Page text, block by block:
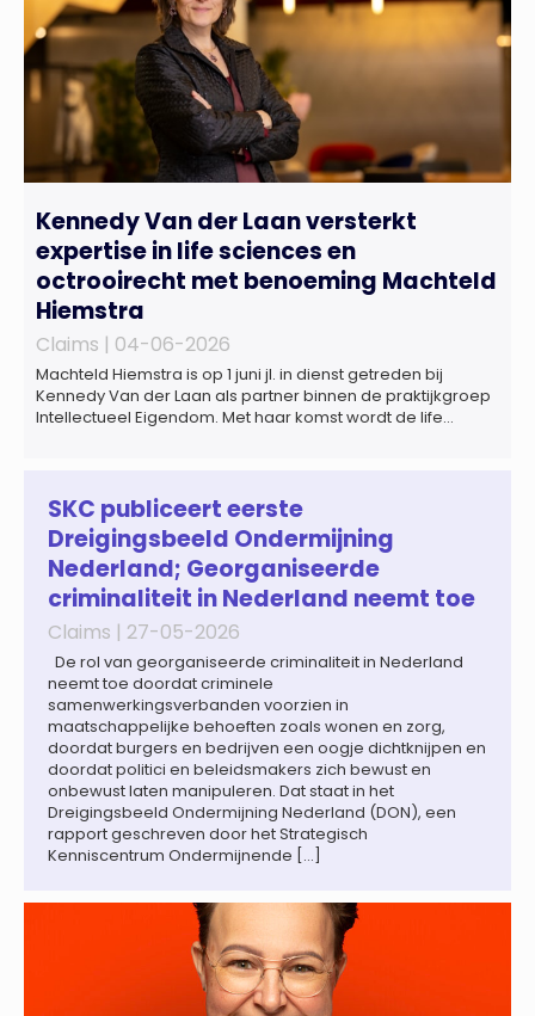
Kennedy Van der Laan versterkt
expertise in life sciences en
octrooirecht met benoeming Machteld
Hiemstra
Claims | 04-06-2026
Machteld Hiemstra is op 1 juni jl. in dienst getreden bij
Kennedy Van der Laan als partner binnen de praktijkgroep
Intellectueel Eigendom. Met haar komst wordt de life
regelgeving relevant voor de life sciences sector en de […]
SKC publiceert eerste
Dreigingsbeeld Ondermijning
Nederland; Georganiseerde
criminaliteit in Nederland neemt toe
Claims | 27-05-2026
De rol van georganiseerde criminaliteit in Nederland
neemt toe doordat criminele
samenwerkingsverbanden voorzien in
maatschappelijke behoeften zoals wonen en zorg,
doordat burgers en bedrijven een oogje dichtknijpen en
doordat politici en beleidsmakers zich bewust en
onbewust laten manipuleren. Dat staat in het
Dreigingsbeeld Ondermijning Nederland (DON), een
rapport geschreven door het Strategisch
Kenniscentrum Ondermijnende […]